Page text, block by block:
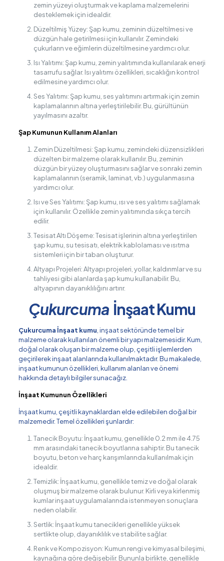
zemin yüzeyi oluşturmak ve kaplama malzemelerini
desteklemek için idealdir.
Düzeltilmiş Yüzey: Şap kumu, zeminin düzeltilmesi ve
düzgün hale getirilmesi için kullanılır. Zemindeki
çukurların ve eğimlerin düzeltilmesine yardımcı olur.
Isı Yalıtımı: Şap kumu, zemin yalıtımında kullanılarak enerji
tasarrufu sağlar. Isı yalıtımı özellikleri, sıcaklığın kontrol
edilmesine yardımcı olur.
Ses Yalıtımı: Şap kumu, ses yalıtımını artırmak için zemin
kaplamalarının altına yerleştirilebilir. Bu, gürültünün
yayılmasını azaltır.
Şap Kumunun Kullanım Alanları
Zemin Düzeltilmesi: Şap kumu, zemindeki düzensizlikleri
düzelten bir malzeme olarak kullanılır. Bu, zeminin
düzgün bir yüzey oluşturmasını sağlar ve sonraki zemin
kaplamalarının (seramik, laminat, vb.) uygulanmasına
yardımcı olur.
Isı ve Ses Yalıtımı: Şap kumu, ısı ve ses yalıtımı sağlamak
için kullanılır. Özellikle zemin yalıtımında sıkça tercih
edilir.
Tesisat Altı Döşeme: Tesisat işlerinin altına yerleştirilen
şap kumu, su tesisatı, elektrik kablolaması ve ısıtma
sistemleri için bir taban oluşturur.
Altyapı Projeleri: Altyapı projeleri, yollar, kaldırımlar ve su
tahliyesi gibi alanlarda şap kumu kullanabilir. Bu,
altyapının dayanıklılığını artırır.
Çukurcuma İnşaat Kumu
Çukurcuma İnşaat kumu , inşaat sektöründe temel bir
malzeme olarak kullanılan önemli bir yapı malzemesidir. Kum,
doğal olarak oluşan bir malzeme olup, çeşitli işlemlerden
geçirilerek inşaat alanlarında kullanılmaktadır. Bu makalede,
inşaat kumunun özellikleri, kullanım alanları ve önemi
hakkında detaylı bilgiler sunacağız.
İnşaat Kumunun Özellikleri
İnşaat kumu, çeşitli kaynaklardan elde edilebilen doğal bir
malzemedir. Temel özellikleri şunlardır:
Tanecik Boyutu: İnşaat kumu, genellikle 0.2 mm ile 4.75
mm arasındaki tanecik boyutlarına sahiptir. Bu tanecik
boyutu, beton ve harç karışımlarında kullanılmak için
idealdir.
Temizlik: İnşaat kumu, genellikle temiz ve doğal olarak
oluşmuş bir malzeme olarak bulunur. Kirli veya kirlenmiş
kumlar inşaat uygulamalarında istenmeyen sonuçlara
neden olabilir.
Sertlik: İnşaat kumu tanecikleri genellikle yüksek
sertlikte olup, dayanıklılık ve stabilite sağlar.
Renk ve Kompozisyon: Kumun rengi ve kimyasal bileşimi,
kaynağına göre değişebilir. Bununla birlikte, genellikle